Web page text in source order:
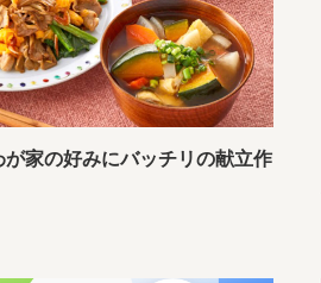
家の好みにバッチリの献立作